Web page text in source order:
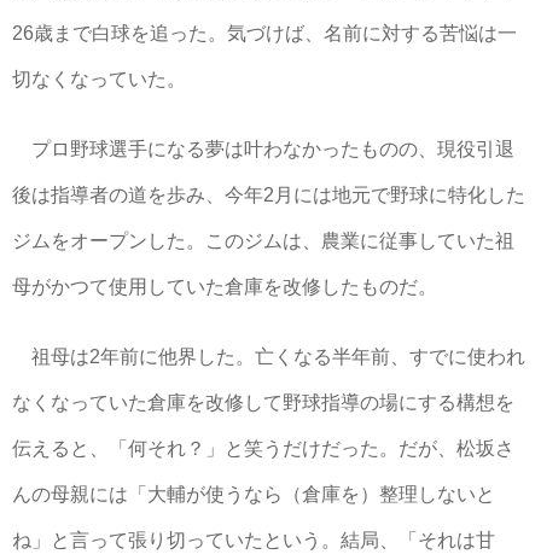
26歳まで白球を追った。気づけば、名前に対する苦悩は一
切なくなっていた。
プロ野球選手になる夢は叶わなかったものの、現役引退
後は指導者の道を歩み、今年2月には地元で野球に特化した
ジムをオープンした。このジムは、農業に従事していた祖
母がかつて使用していた倉庫を改修したものだ。
祖母は2年前に他界した。亡くなる半年前、すでに使われ
なくなっていた倉庫を改修して野球指導の場にする構想を
伝えると、「何それ？」と笑うだけだった。だが、松坂さ
んの母親には「大輔が使うなら（倉庫を）整理しないと
ね」と言って張り切っていたという。結局、「それは甘